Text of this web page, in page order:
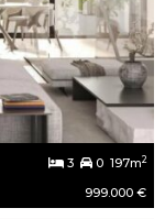
3 0 197m2
999.000 €